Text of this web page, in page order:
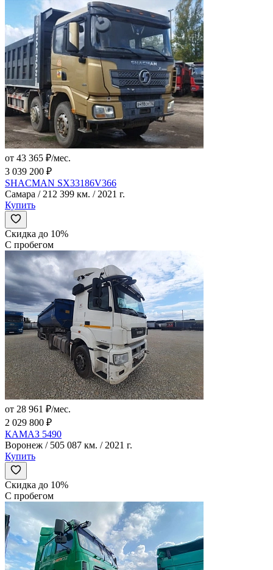
от 43 365 ₽/мес.
3 039 200 ₽
SHACMAN SX33186V366
Самара / 212 399 км. / 2021 г.
Купить
Скидка до 10%
С пробегом
от 28 961 ₽/мес.
2 029 800 ₽
КАМАЗ 5490
Воронеж / 505 087 км. / 2021 г.
Купить
Скидка до 10%
С пробегом